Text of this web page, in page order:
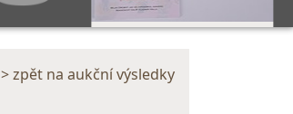
> zpět na aukční výsledky